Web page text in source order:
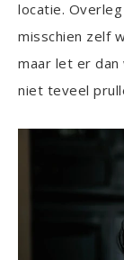
locatie.
misschien zelf
maar let er
niet teveel